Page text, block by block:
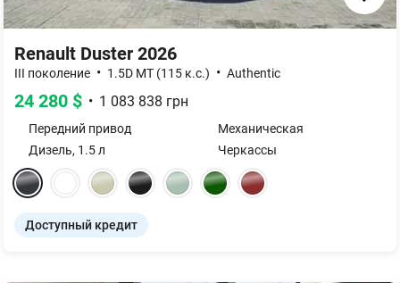
Renault Duster 2026
III поколение • 1.5D MT (115 к.с.) • Authentic
24 280 $ • 1 083 838 грн
Передний привод
Механическая
Дизель, 1.5л Черкассы
Доступный кредит